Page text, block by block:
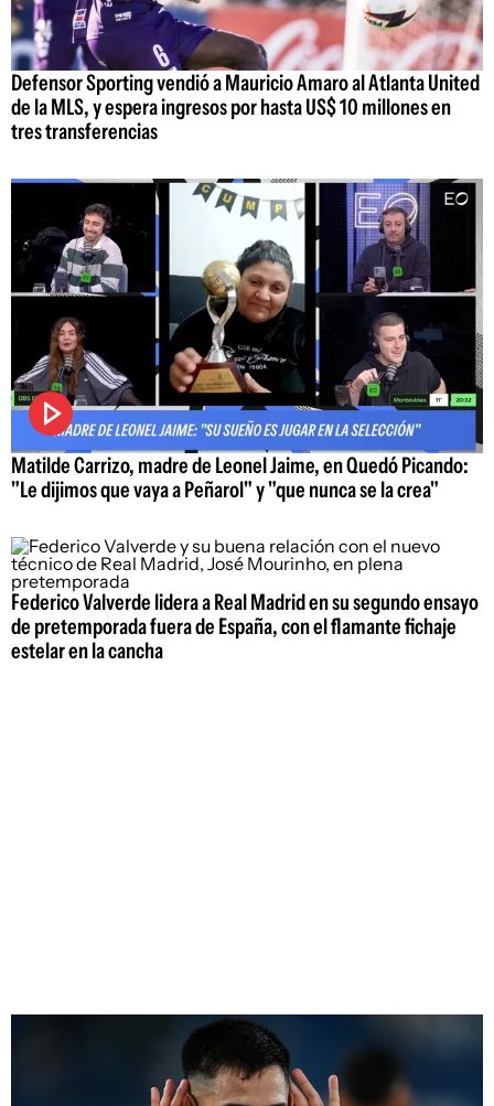
Defensor Sporting vendió a Mauricio Amaro al Atlanta United
de la MLS, y espera ingresos por hasta US$ 10 millones en
tres transferencias
Matilde Carrizo, madre de Leonel Jaime, en Quedó Picando:
"Le dijimos que vaya a Peñarol" y "que nunca se la crea"
Federico Valverde lidera a Real Madrid en su segundo ensayo
de pretemporada fuera de España, con el flamante fichaje
estelar en la cancha